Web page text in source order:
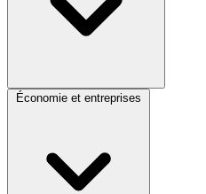
Économie et entreprises